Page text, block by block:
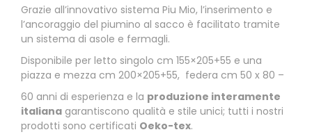
Grazie all’innovativo sistema Piu Mio, l’inserimento e
l’ancoraggio del piumino al sacco è facilitato tramite
un sistema di asole e fermagli.
Disponibile per letto singolo cm 155×205+55 e una
piazza e mezza cm 200×205+55, federa cm 50 x 80 –
60 anni di esperienza e la produzione interamente
italiana garantiscono qualità e stile unici; tutti i nostri
prodotti sono certificati Oeko-tex.